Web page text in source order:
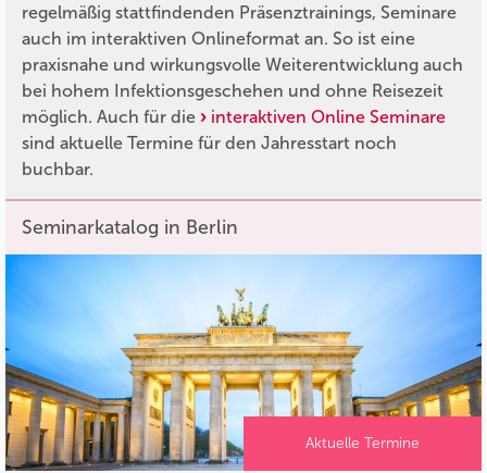
regelmäßig stattfindenden Präsenztrainings, Seminare
auch im interaktiven Onlineformat an. So ist eine
praxisnahe und wirkungsvolle Weiterentwicklung auch
bei hohem Infektionsgeschehen und ohne Reisezeit
möglich. Auch für die
interaktiven Online Seminare
sind aktuelle Termine für den Jahresstart noch
buchbar.
Seminarkatalog in Berlin
Aktuelle Termine